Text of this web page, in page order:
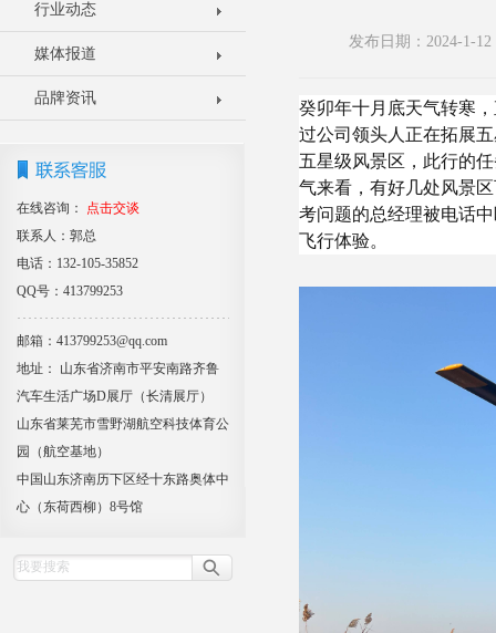
行业动态
媒体报道
品牌资讯
在线咨询：
点击交谈
联系人：郭总
电话：132-105-35852
QQ号：413799253
邮箱：413799253@qq.com
地址： 山东省济南市平安南路齐鲁
汽车生活广场D展厅（长清展厅）
山东省莱芜市雪野湖航空科技体育公
园（航空基地）
中国山东济南历下区经十东路奥体中
心（东荷西柳）8号馆
发布日期：2024-1-
癸卯年十月底天气转寒
过公司领头人正在拓展
五星级风景区，此行的
气来看，有好几处风景
考问题的总经理被电话
飞行体验。